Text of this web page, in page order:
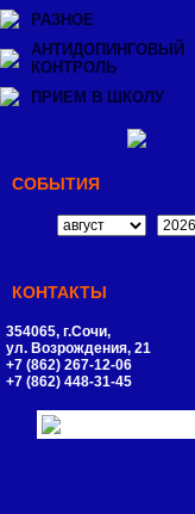
РАЗНОЕ
АНТИДОПИНГОВЫЙ
КОНТРОЛЬ
ПРИЕМ В ШКОЛУ
СОБЫТИЯ
КОНТАКТЫ
354065, г.Сочи,
ул. Возрождения, 21
+7 (862) 267-12-06
+7 (862) 448-31-45